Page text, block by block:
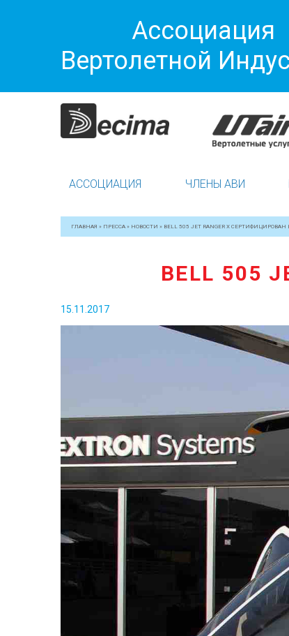
Ассоциация
Вертолетной
АССОЦИАЦИЯ ЧЛЕНЫ АВИ
ГЛАВНАЯ » ПРЕССА » НОВОСТИ » BELL 505 JET RANGER X СЕРТИФИЦИРОВАН
BELL 505
15.11.2017